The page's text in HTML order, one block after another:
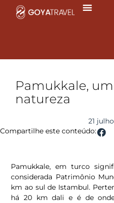
Pamukkale,
natureza
21
Compartilhe este conteúdo:
Pamukkale, em turco
considerada Patrimônio
km ao sul de Istambul.
há 20 km dali e é de